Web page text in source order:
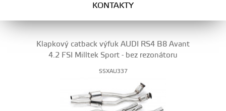
KONTAKTY
Klapkový catback výfuk AUDI RS4 B8 Avant
4.2 FSI Milltek Sport - bez rezonátoru
SSXAU337